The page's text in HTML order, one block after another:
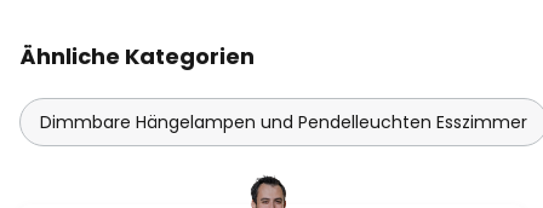
Ähnliche Kategorien
Dimmbare Hängelampen und Pendelleuchten Esszimmer